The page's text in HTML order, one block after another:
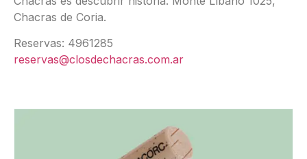
Chacras de Coria.
Reservas: 4961285
reservas@closdechacras.com.ar